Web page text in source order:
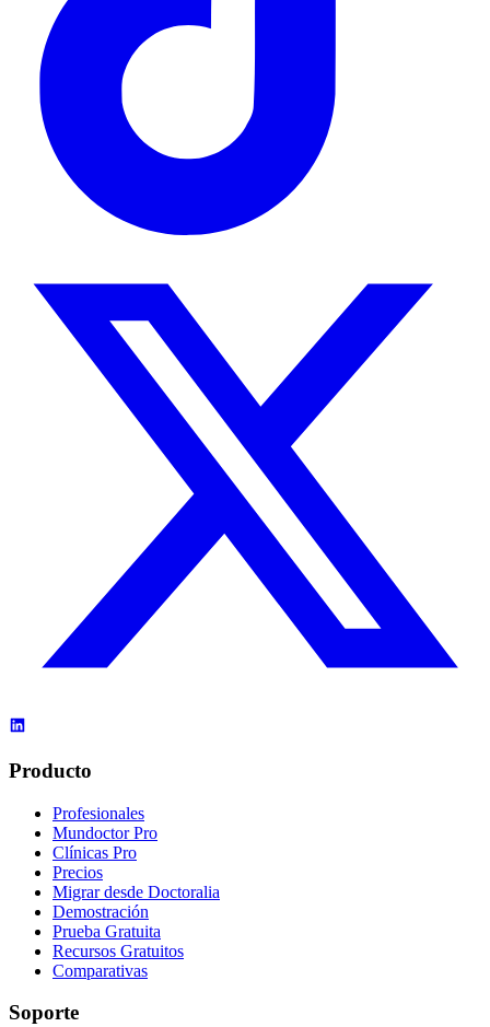
Producto
Profesionales
Mundoctor Pro
Clínicas Pro
Precios
Migrar desde Doctoralia
Demostración
Prueba Gratuita
Recursos Gratuitos
Comparativas
Soporte